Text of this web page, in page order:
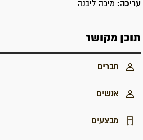
עריכה: מיכה ליבנה
תוכן מקושר
חברים
אנשים
מבצעים